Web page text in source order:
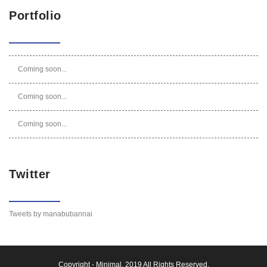
Portfolio
Coming soon...
Coming soon...
Coming soon...
Twitter
Tweets by manabubannai
Copyright - Minimal , 2019 All Rights Reserved.